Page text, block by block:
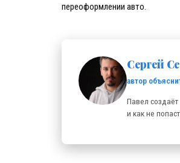
переоформлении авто.
Сергей
автор
Павел
и как не